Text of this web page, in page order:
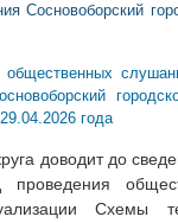
Сосновоборский
года
доводит до
Схемы